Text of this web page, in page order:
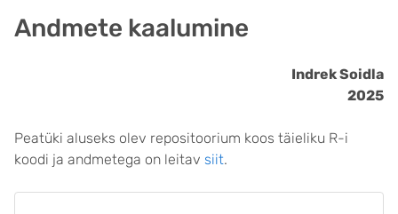
Andmete kaalumine
Indrek Soidla
2025
Peatüki aluseks olev repositoorium koos täieliku R-i
koodi ja andmetega on leitav siit.